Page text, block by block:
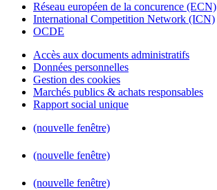
Réseau européen de la concurence (ECN)
International Competition Network (ICN)
OCDE
Accès aux documents administratifs
Données personnelles
Gestion des cookies
Marchés publics & achats responsables
Rapport social unique
(nouvelle fenêtre)
(nouvelle fenêtre)
(nouvelle fenêtre)